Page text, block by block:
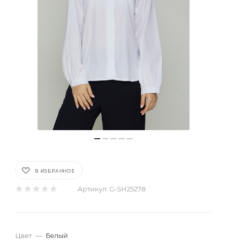
В ИЗБРАННОЕ
Артикул: G-SH25278
Цвет — Белый